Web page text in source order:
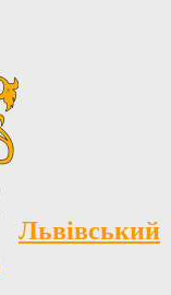
Львівський